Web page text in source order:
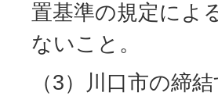
置基準の規定によ
ないこと。
（3）川口市の締